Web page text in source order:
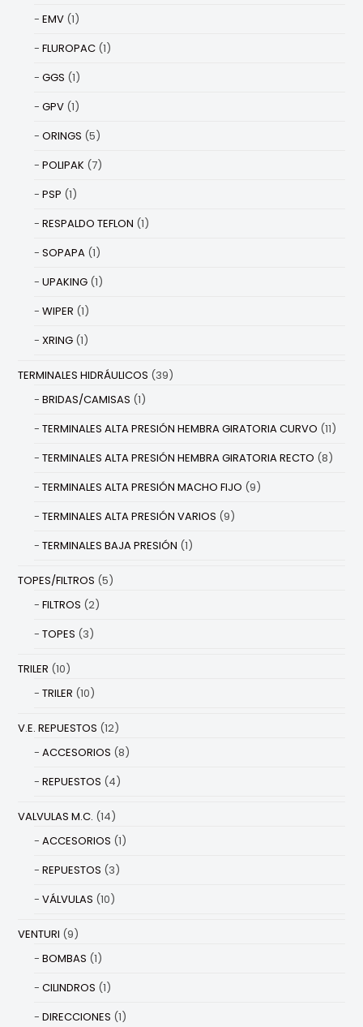
EMV (1)
FLUROPAC (1)
GGS (1)
GPV (1)
ORINGS (5)
POLIPAK (7)
PSP (1)
RESPALDO TEFLON (1)
SOPAPA (1)
UPAKING (1)
WIPER (1)
XRING (1)
TERMINALES HIDRÁULICOS (39)
BRIDAS/CAMISAS (1)
TERMINALES ALTA PRESIÓN HEMBRA GIRATORIA CURVO (11)
TERMINALES ALTA PRESIÓN HEMBRA GIRATORIA RECTO (8)
TERMINALES ALTA PRESIÓN MACHO FIJO (9)
TERMINALES ALTA PRESIÓN VARIOS (9)
TERMINALES BAJA PRESIÓN (1)
TOPES/FILTROS (5)
FILTROS (2)
TOPES (3)
TRILER (10)
TRILER (10)
V.E. REPUESTOS (12)
ACCESORIOS (8)
REPUESTOS (4)
VALVULAS M.C. (14)
ACCESORIOS (1)
REPUESTOS (3)
VÁLVULAS (10)
VENTURI (9)
BOMBAS (1)
CILINDROS (1)
DIRECCIONES (1)